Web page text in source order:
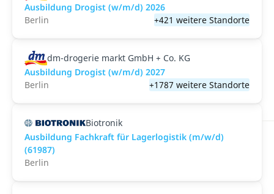
Ausbildung Drogist (w/m/d) 2026
Berlin
+421 weitere Standorte
dm-drogerie markt GmbH + Co. KG
Ausbildung Drogist (w/m/d) 2027
Berlin
+1787 weitere Standorte
Biotronik
Ausbildung Fachkraft für Lagerlogistik (m/w/d)
(61987)
Berlin